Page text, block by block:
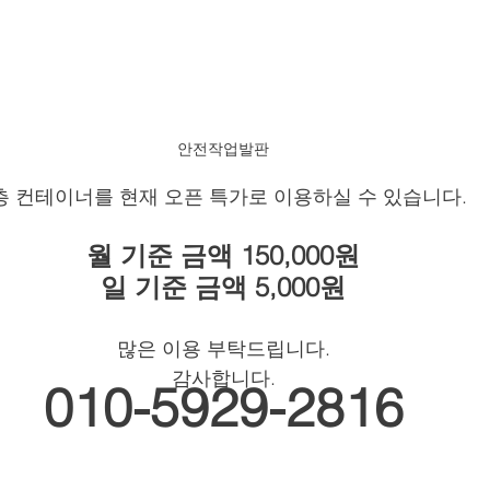
안전작업발판
컨테이너를 현재 오픈 특가로 이용하실 수 있습니다.
월 기준 금액 150,000원
일 기준 금액 5,000원
많은 이용 부탁드립니다.
감사합니다.
010-5929-2816